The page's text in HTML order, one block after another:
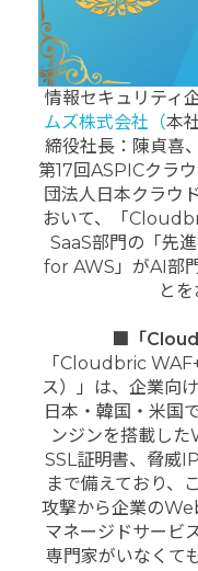
情報セキュリティ
ムズ株式会社（本
締役社長：陳貞喜
第17回ASPICクラ
団法人日本クラウ
おいて、「
SaaS部門の「先
for AWS」がAI部
とを
■「
「Cloudbric
ス）」は、企業向
日本・韓国・米国
ンジンを搭載した
SSL証明書、脅威
まで備えており、
攻撃から企業の
マネージドサービ
専門家がいなくて